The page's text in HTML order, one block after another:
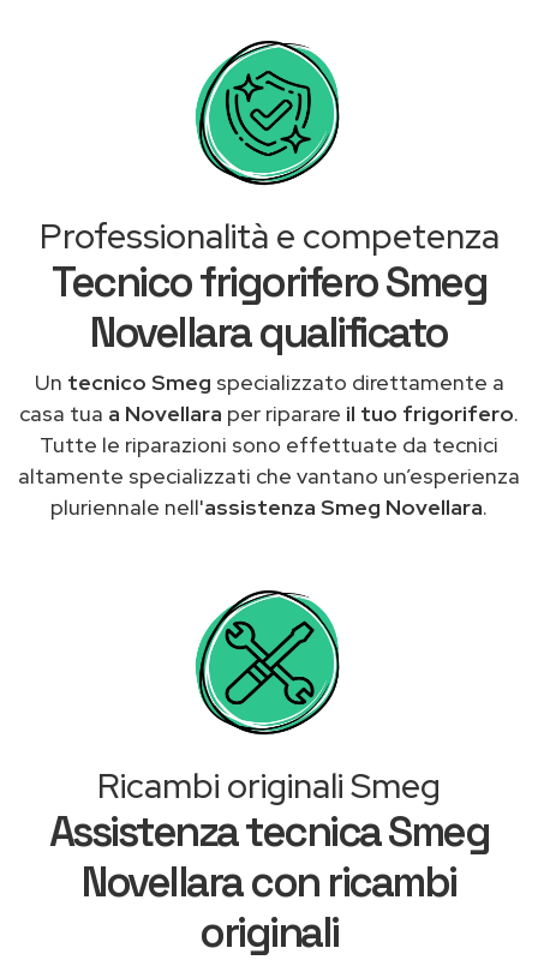
Professionalità e competenza
Tecnico frigorifero Smeg
Novellara qualificato
Un tecnico Smeg specializzato direttamente a
casa tua a Novellara per riparare il tuo frigorifero.
Tutte le riparazioni sono effettuate da tecnici
altamente specializzati che vantano un’esperienza
pluriennale nell'assistenza Smeg Novellara.
Ricambi originali Smeg
Assistenza tecnica Smeg
Novellara con ricambi
originali